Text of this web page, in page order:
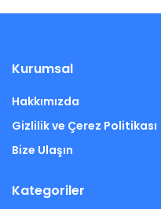
Kurumsal
Hakkımızda
Gizlilik ve Çerez Politikası
Bize Ulaşın
Kategoriler